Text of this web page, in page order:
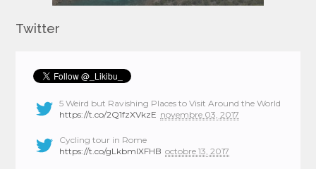
Twitter
5 Weird but Ravishing Places to Visit Around the World
https://t.co/2Q1fzXVkzE novembre 03, 2017
Cycling tour in Rome
https://t.co/gLkbmlXFHB octobre 13, 2017